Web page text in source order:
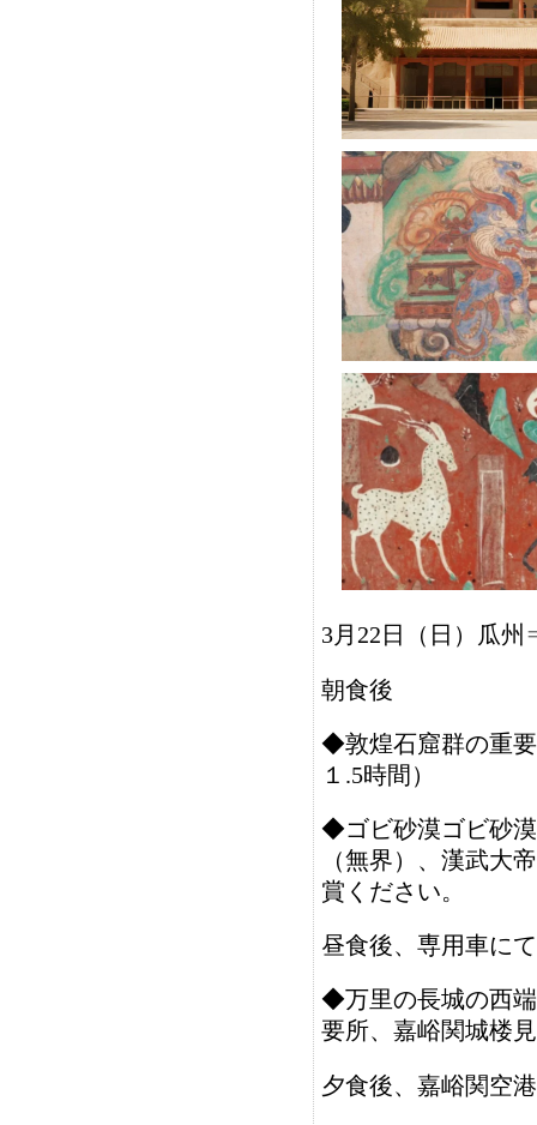
3月22日（日） 瓜州
朝食後
◆敦煌石窟群の重
１.5時間）
◆ゴビ砂漠ゴビ砂
（無界）、漢武大
賞ください。
昼食後、専用車に
◆万里の長城の西
要所、嘉峪関城楼
夕食後、嘉峪関空